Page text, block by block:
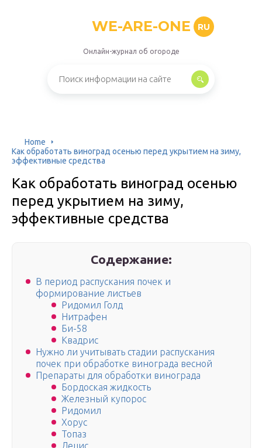
WE-ARE-ONE RU
Онлайн-журнал об огороде
Home
Как обработать виноград осенью перед укрытием на зиму,
эффективные средства
Как обработать виноград осенью
перед укрытием на зиму,
эффективные средства
Содержание:
В период распускания почек и
формирование листьев
Ридомил Голд
Нитрафен
Би-58
Квадрис
Нужно ли учитывать стадии распускания
почек при обработке винограда весной
Препараты для обработки винограда
Бордоская жидкость
Железный купорос
Ридомил
Хорус
Топаз
Децис